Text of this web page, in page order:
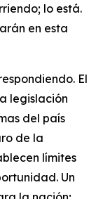
lo está.
en esta
El
legislación
del país
de la
límites
Un